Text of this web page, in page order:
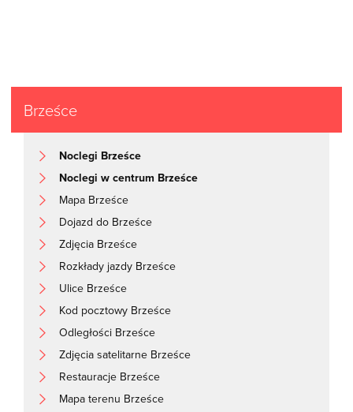
Brześce
Noclegi Brześce
Noclegi w centrum Brześce
Mapa Brześce
Dojazd do Brześce
Zdjęcia Brześce
Rozkłady jazdy Brześce
Ulice Brześce
Kod pocztowy Brześce
Odległości Brześce
Zdjęcia satelitarne Brześce
Restauracje Brześce
Mapa terenu Brześce